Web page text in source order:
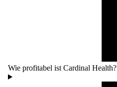
Wie profitabel ist Cardinal Health?